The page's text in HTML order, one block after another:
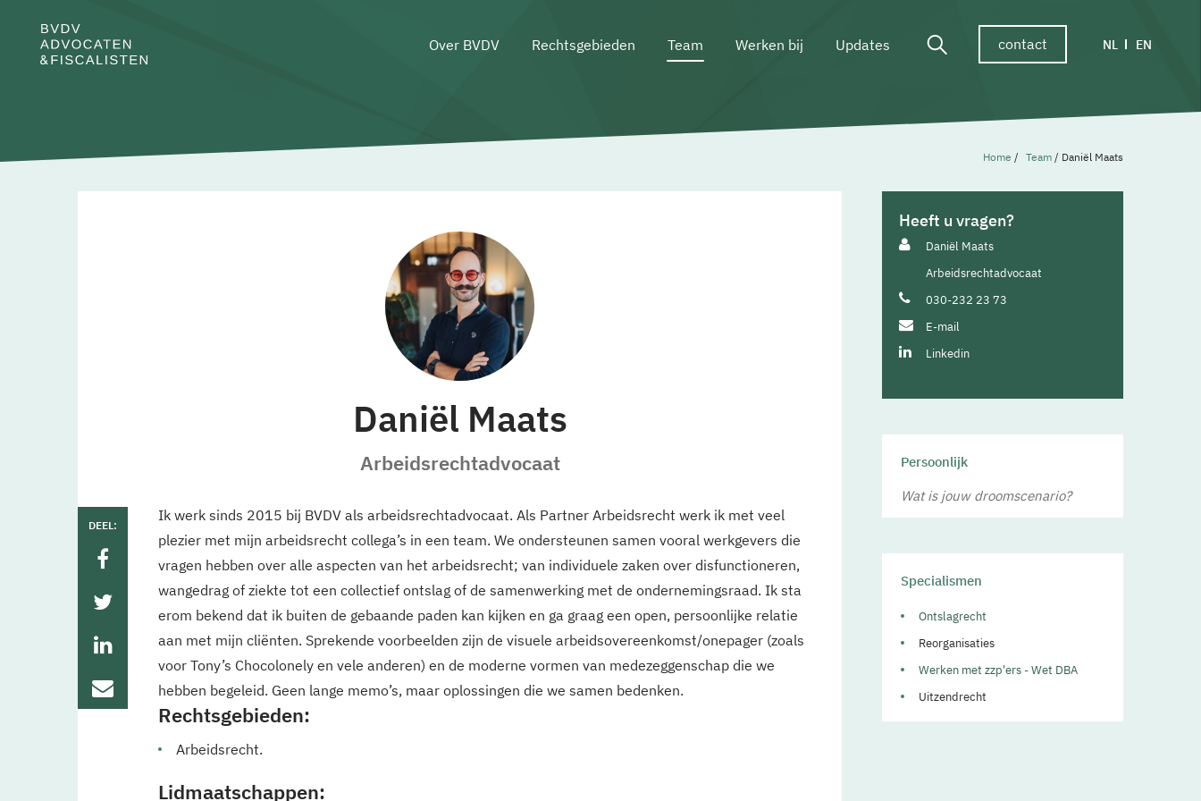
contact
Over BVDV Rechtsgebieden Team Werken bij Updates NL EN
Home / Team / Daniël Maats
Daniël Maats
Arbeidsrechtadvocaat
Ik werk sinds 2015 bij BVDV als arbeidsrechtadvocaat. Als Partner Arbeidsrecht werk ik met veel
plezier met mijn arbeidsrecht collega’s in een team. We ondersteunen samen vooral werkgevers die
vragen hebben over alle aspecten van het arbeidsrecht; van individuele zaken over disfunctioneren,
wangedrag of ziekte tot een collectief ontslag of de samenwerking met de ondernemingsraad. Ik sta
erom bekend dat ik buiten de gebaande paden kan kijken en ga graag een open, persoonlijke relatie
aan met mijn cliënten. Sprekende voorbeelden zijn de visuele arbeidsovereenkomst/onepager (zoals
voor Tony’s Chocolonely en vele anderen) en de moderne vormen van medezeggenschap die we
hebben begeleid. Geen lange memo’s, maar oplossingen die we samen bedenken.
Rechtsgebieden:
Arbeidsrecht.
Lidmaatschappen:
DEEL:
Heeft u vragen?
Daniël Maats
Arbeidsrechtadvocaat
030-232 23 73
E-mail
Linkedin
Persoonlijk
Wat is jouw droomscenario?
Specialismen
Ontslagrecht
Reorganisaties
Werken met zzp'ers - Wet DBA
Uitzendrecht